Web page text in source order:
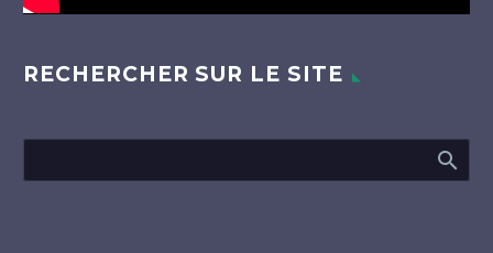
RECHERCHER SUR LE SITE